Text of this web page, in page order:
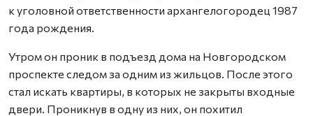
к уголовной ответственности архангелогородец 1987
года рождения.
Утром он проник в подъезд дома на Новгородском
проспекте следом за одним из жильцов. После этого
стал искать квартиры, в которых не закрыты входные
двери. Проникнув в одну из них, он похитил